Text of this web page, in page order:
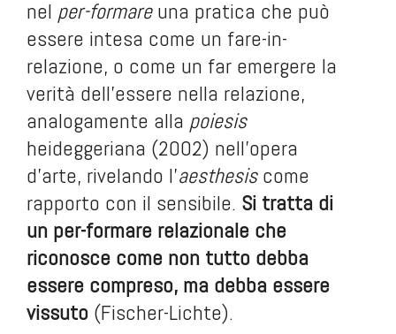
nel per-formareuna pratica che può
essere intesa come un fare-in-
relazione, o come un far emergere la
verità dell’essere nella relazione,
analogamente alla poiesis
heideggeriana (2002) nell’opera
d’arte, rivelando l’aesthesiscome
rapporto con il sensibile. Si tratta di
un per-formare relazionale che
riconosce come non tutto debba
essere compreso, ma debba essere
vissuto (Fischer-Lichte).